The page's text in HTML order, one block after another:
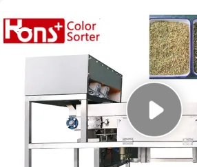
ПРОДУКТЫ
High-
tech
Co.,Ltd.
All